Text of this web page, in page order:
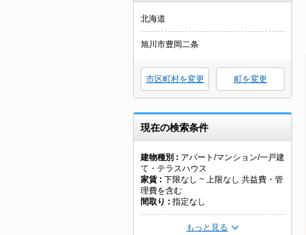
北海道
旭川市豊岡二条
市区町村を変更 町を変更
現在の検索条件
建物種別
アパート/マンション/一戸建
て・テラスハウス
家賃
下限なし ~ 上限なし 共益費・管
理費を含む
間取り
指定なし
もっと見る